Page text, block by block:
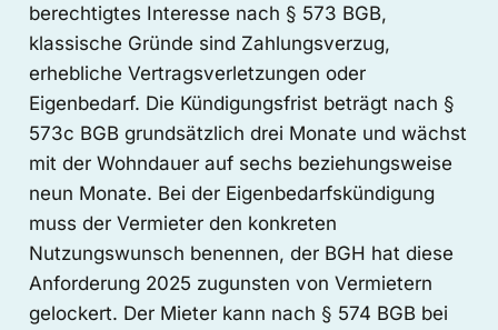
berechtigtes Interesse nach § 573 BGB,
klassische Gründe sind Zahlungsverzug,
erhebliche Vertragsverletzungen oder
Eigenbedarf. Die Kündigungsfrist beträgt nach §
573c BGB grundsätzlich drei Monate und wächst
mit der Wohndauer auf sechs beziehungsweise
neun Monate. Bei der Eigenbedarfskündigung
muss der Vermieter den konkreten
Nutzungswunsch benennen, der BGH hat diese
Anforderung 2025 zugunsten von Vermietern
gelockert. Der Mieter kann nach § 574 BGB bei